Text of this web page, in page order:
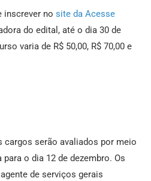
inscrever no site da Acesse
do edital, até o dia 30 de
varia de R$ 50,00, R$ 70,00 e
cargos serão avaliados por meio
o dia 12 de dezembro. Os
de serviços gerais